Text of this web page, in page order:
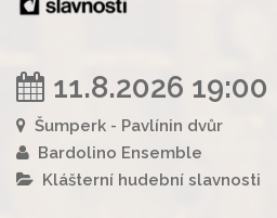
11.8.2026 19:00
Šumperk - Pavlínin dvůr
Bardolino Ensemble
Klášterní hudební slavnosti